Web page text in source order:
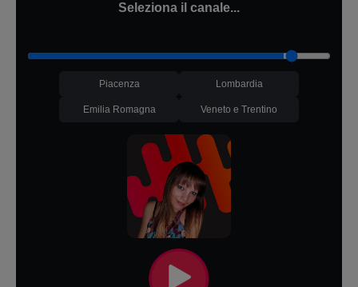
Seleziona il canale...
Piacenza Lombardia
Emilia Romagna Veneto e Trentino